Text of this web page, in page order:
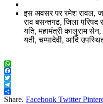
इस अवसर पर रमेश रावल,
राव बसन्तगढ, जिला परिषद
यति, महामंत्री कालुराम
यती, चम्पादेवी, आदि
WhatsApp
Facebook
Twitter
Telegram
Share
Share. Facebook Twitter